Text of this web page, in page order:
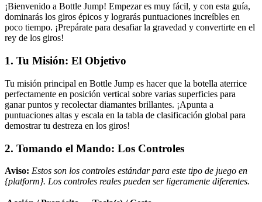
¡Bienvenido a Bottle Jump! Empezar es muy fácil, y con esta guía,
dominarás los giros épicos y lograrás puntuaciones increíbles en
poco tiempo. ¡Prepárate para desafiar la gravedad y convertirte en el
rey de los giros!
1. Tu Misión: El Objetivo
Tu misión principal en Bottle Jump es hacer que la botella aterrice
perfectamente en posición vertical sobre varias superficies para
ganar puntos y recolectar diamantes brillantes. ¡Apunta a
puntuaciones altas y escala en la tabla de clasificación global para
demostrar tu destreza en los giros!
2. Tomando el Mando: Los Controles
Aviso: Estos son los controles estándar para este tipo de juego en
{platform}. Los controles reales pueden ser ligeramente diferentes.